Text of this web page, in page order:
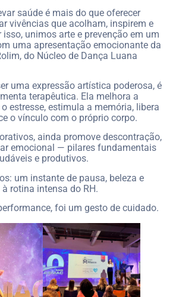
saúde é mais do que oferecer
vivências que acolham, inspirem e
unimos arte e prevenção em um
uma apresentação emocionante da
do Núcleo de Dança Luana
uma expressão artística poderosa, é
terapêutica. Ela melhora a
estresse, estimula a memória, libera
o vínculo com o próprio corpo.
ainda promove descontração,
emocional — pilares fundamentais
e produtivos.
um instante de pausa, beleza e
rotina intensa do RH.
foi um gesto de cuidado.